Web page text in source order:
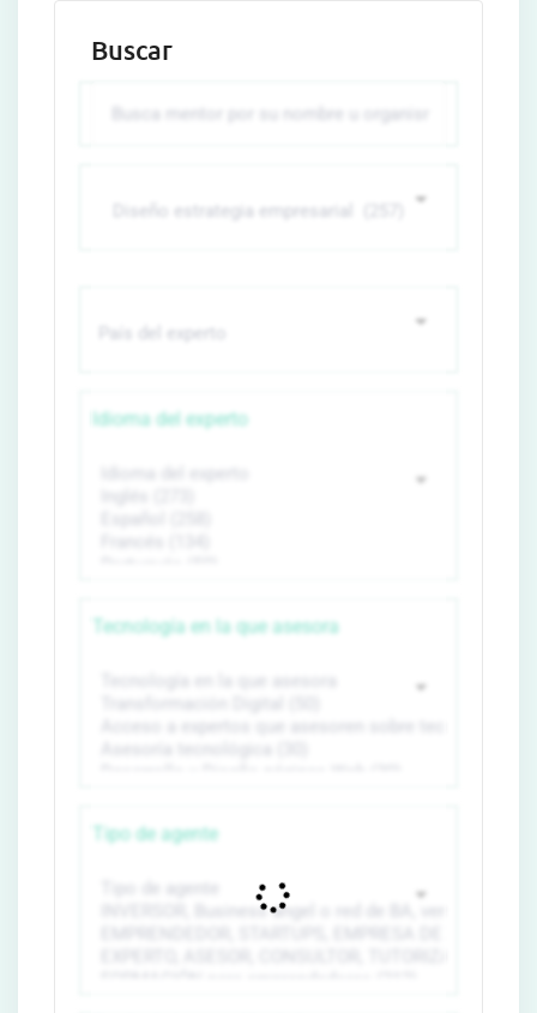
Buscar
Idioma del experto
Tecnología en la que asesora
Tipo de agente